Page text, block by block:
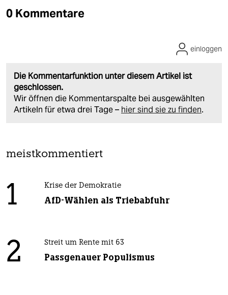
0 Kommentare
Die Kommentarfunktion unter diesem Artikel ist
geschlossen.
Wir öffnen die Kommentarspalte bei ausgewählten
Artikeln für etwa drei Tage – hier sind sie zu finden.
einloggen
meistkommentiert
1 Krise der Demokratie
AfD-Wählen als Triebabfuhr
2 Streit um Rente mit 63
Passgenauer Populismus